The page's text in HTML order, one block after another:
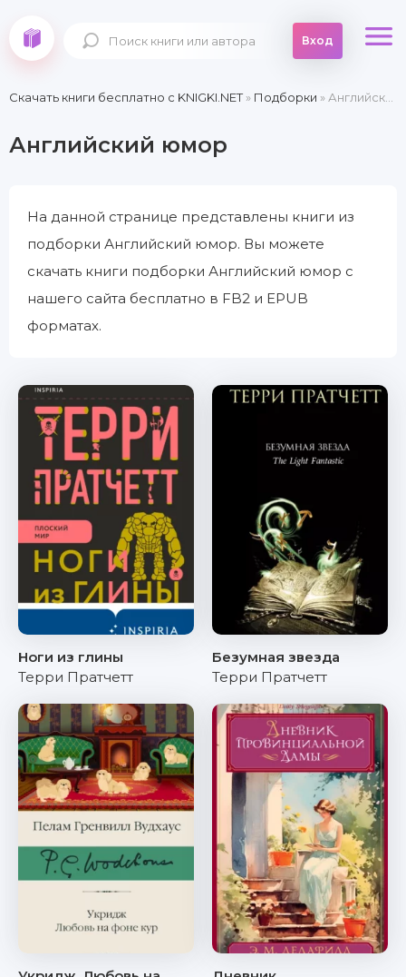
Вход
Скачать книги бесплатно c KNIGKI.NET» Подборки » Английский юмор
Английский юмор
На данной странице представлены книги из
подборки Английский юмор. Вы можете
скачать книги подборки Английский юмор с
нашего сайта бесплатно в FB2 и EPUB
форматах.
Ноги из глины
Терри Пратчетт
Безумная звезда
Терри Пратчетт